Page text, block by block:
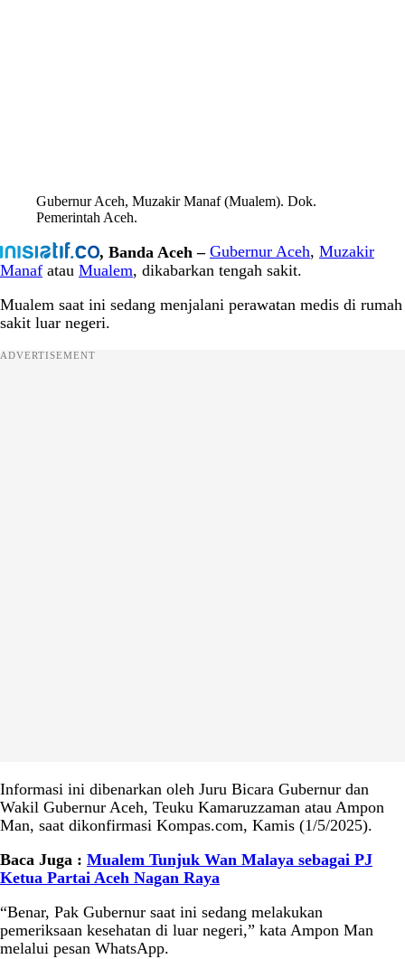
Gubernur Aceh, Muzakir Manaf (Mualem). Dok.
Pemerintah Aceh.
, Banda Aceh – Gubernur Aceh, Muzakir
Manaf atau Mualem, dikabarkan tengah sakit.
Mualem saat ini sedang menjalani perawatan medis di rumah
sakit luar negeri.
ADVERTISEMENT
Informasi ini dibenarkan oleh Juru Bicara Gubernur dan
Wakil Gubernur Aceh, Teuku Kamaruzzaman atau Ampon
Man, saat dikonfirmasi Kompas.com, Kamis (1/5/2025).
Baca Juga : Mualem Tunjuk Wan Malaya sebagai PJ
Ketua Partai Aceh Nagan Raya
“Benar, Pak Gubernur saat ini sedang melakukan
pemeriksaan kesehatan di luar negeri,” kata Ampon Man
melalui pesan WhatsApp.